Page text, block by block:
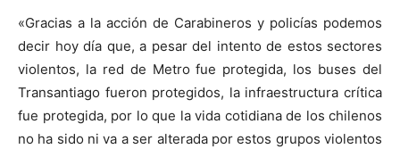
«Gracias a la acción de Carabineros y policías podemos
decir hoy día que, a pesar del intento de estos sectores
violentos, la red de Metro fue protegida, los buses del
Transantiago fueron protegidos, la infraestructura crítica
fue protegida, por lo que la vida cotidiana de los chilenos
no ha sido ni va a ser alterada por estos grupos violentos